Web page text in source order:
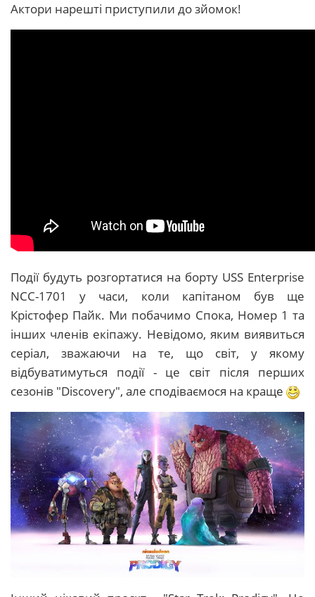
Актори нарешті приступили до зйомок!
Події будуть розгортатися на борту USS Enterprise
NCC-1701 у часи, коли капітаном був ще
Крістофер Пайк. Ми побачимо Спока, Номер 1 та
інших членів екіпажу. Невідомо, яким виявиться
серіал, зважаючи на те, що світ, у якому
відбуватимуться події - це світ після перших
сезонів "Disсovery", але сподіваємося на краще